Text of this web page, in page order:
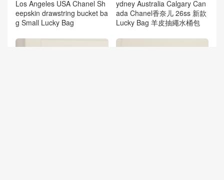
Los Angeles USA Chanel Sh
eepskin drawstring bucket ba
g Small Lucky Bag
ydney Australia Calgary Can
ada Chanel香奈儿 26ss 新款
Lucky Bag 羊皮抽繩水桶包